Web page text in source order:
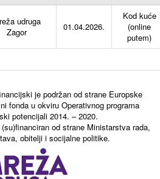
udruga
Zagor
01.04.2026.
Kod kuće
(online
putem)
je podržan od strane Europske
fonda u okviru Operativnog programa
potencijali 2014. – 2020.
od strane Ministarstva rada,
obitelji i socijalne politike.